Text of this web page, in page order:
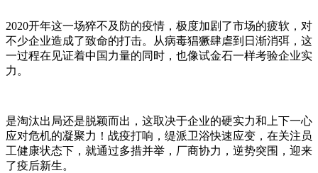
2020开年这一场猝不及防的疫情，极度加剧了市场的疲软，对
不少企业造成了致命的打击。从病毒猖獗肆虐到日渐消弭，这
一过程在见证着中国力量的同时，也像试金石一样考验企业实
力。
是淘汰出局还是脱颖而出，这取决于企业的硬实力和上下一心
应对危机的凝聚力！战疫打响，缇派卫浴快速应变，在关注员
工健康状态下，就通过多措并举，厂商协力，逆势突围，迎来
了疫后新生。